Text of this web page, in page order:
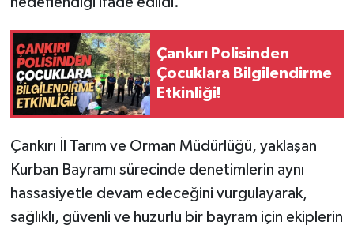
Çankırı Polisinden
Çocuklara Bilgilendirme
Etkinliği!
Çankırı İl Tarım ve Orman Müdürlüğü, yaklaşan
Kurban Bayramı sürecinde denetimlerin aynı
hassasiyetle devam edeceğini vurgulayarak,
sağlıklı, güvenli ve huzurlu bir bayram için ekiplerin